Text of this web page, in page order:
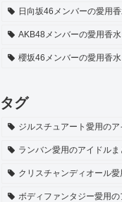
日向坂46メンバーの愛用
AKB48メンバーの愛用香
櫻坂46メンバーの愛用香
タグ
ジルスチュアート愛用の
ランバン愛用のアイドルま
クリスチャンディオール
ボディファンタジー愛用